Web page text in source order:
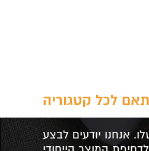
לכל קטגוריה
אנחנו יודעים לבצע